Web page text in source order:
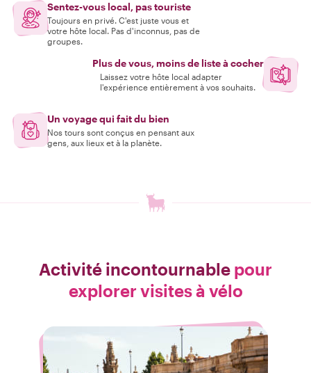
Sentez-vous local, pas touriste
Toujours en privé. C'est juste vous et
votre hôte local. Pas d'inconnus, pas de
groupes.
Plus de vous, moins de liste à cocher
Laissez votre hôte local adapter
l'expérience entièrement à vos souhaits.
Un voyage qui fait du bien
Nos tours sont conçus en pensant aux
gens, aux lieux et à la planète.
Activité incontournable pour
explorer visites à vélo